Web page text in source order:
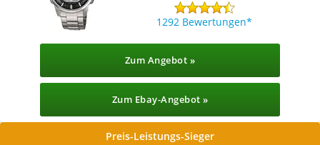
1292 Bewertungen
Zum Angebot »
Zum Ebay-Angebot »
Preis-Leistungs-Sieger